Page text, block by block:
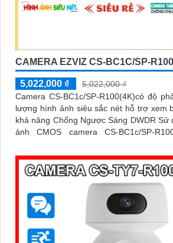
CAMERA EZVIZ CS-BC1C/SP-
5,022,000 ₫
5,022,000 ₫
Camera CS-BC1c/SP-R100(4K)có độ
lượng hình ảnh siêu sắc nét hỗ trợ xem
khả năng Chống Ngược Sáng DWDR Sử
ảnh CMOS camera CS-BC1c/SP-
thông qua khe thẻ nhớ